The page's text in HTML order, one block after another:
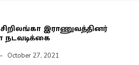
இராணுவத்தினர்
October 27, 2021